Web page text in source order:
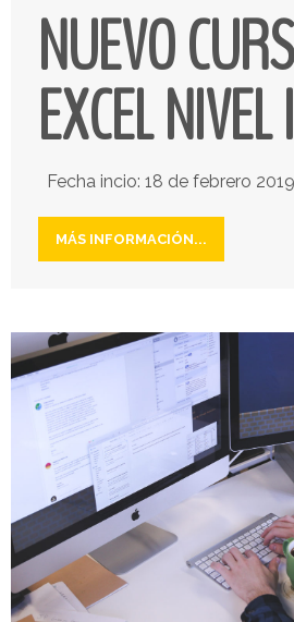
NUEVO
EXCEL
Fecha incio: 18 de febrero 2019
MÁS INFORMACIÓN...